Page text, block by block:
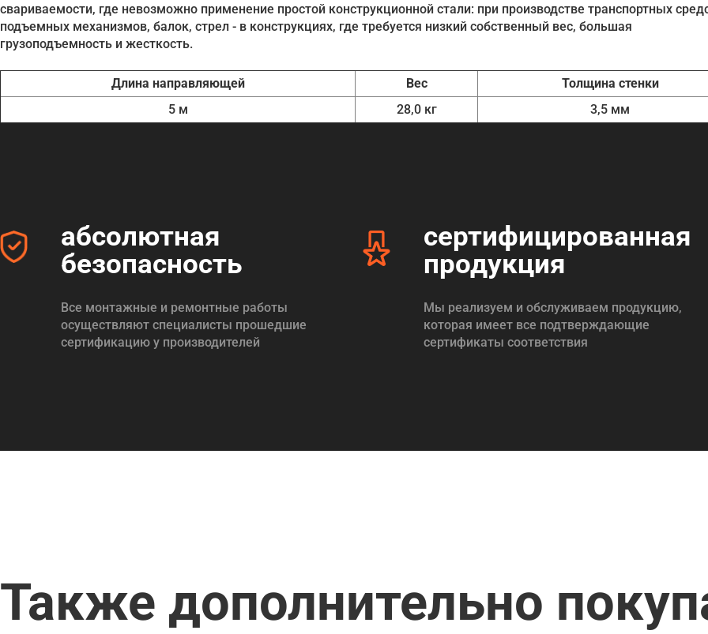
свариваемости, где невозможно применение простой конструкционной стали: при производстве транспортных
подъемных механизмов, балок, стрел - в конструкциях, где требуется низкий собственный вес, большая
грузоподъемность и жесткость.
Длина направляющей Вес
Толщина стенки
5 м
28,0 кг 3,5 мм
абсолютная
безопасность
Все монтажные и ремонтные работы
осуществляют специалисты прошедшие
сертификацию у производителей
сертифицированная
продукция
Мы реализуем и обслуживаем продукцию,
которая имеет все подтверждающие
сертификаты соответствия
Также дополнительно